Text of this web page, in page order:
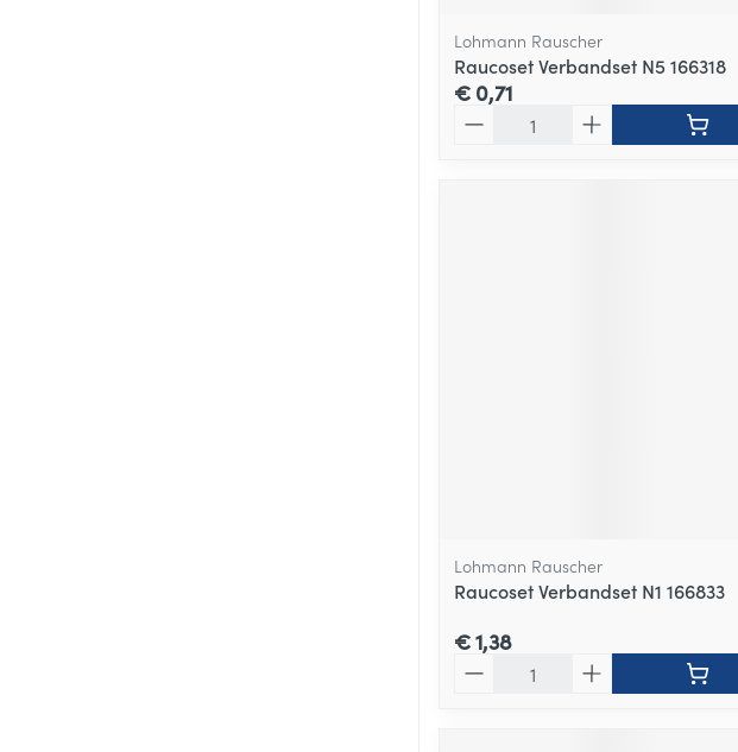
Lohmann Rauscher
Raucoset Verbandset N5 166318
€ 0,71
Lohmann Rauscher
Raucoset Verbandset N1 166833
€ 1,38